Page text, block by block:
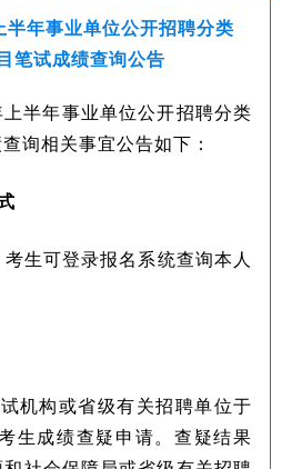
年事业单位公开招聘分类
笔试成绩查询公告
半年事业单位公开招聘分类
询相关事宜公告如下：
生可登录报名系统查询本人
机构或省级有关招聘单位于
生成绩查疑申请。查疑结果